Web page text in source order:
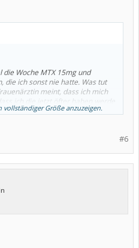
Woche MTX 15mg und
die ich sonst nie hatte. Was tut
meint, dass ich mich
ich die jetzt öfter haben werde
kann ich auch eigentlich nicht
vollständiger Größe anzuzeigen.
#6